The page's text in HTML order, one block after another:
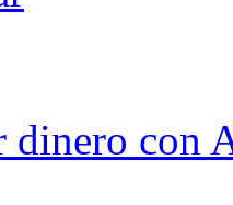
dinero con